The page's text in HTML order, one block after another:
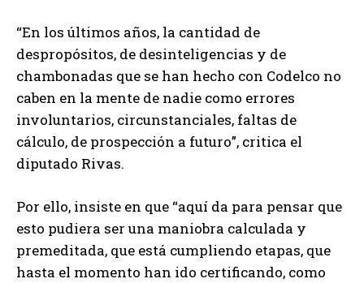
“En los últimos años, la cantidad de
despropósitos, de desinteligencias y de
chambonadas que se han hecho con Codelco no
caben en la mente de nadie como errores
involuntarios, circunstanciales, faltas de
cálculo, de prospección a futuro”, critica el
diputado Rivas.
Por ello, insiste en que “aquí da para pensar que
esto pudiera ser una maniobra calculada y
premeditada, que está cumpliendo etapas, que
hasta el momento han ido certificando, como